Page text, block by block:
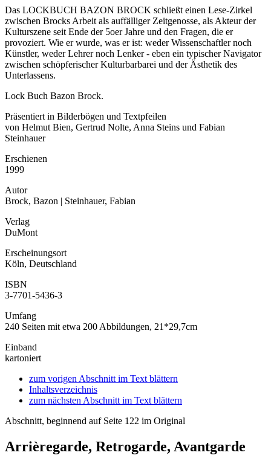
Das LOCKBUCH BAZON BROCK schließt einen Lese-Zirkel
zwischen Brocks Arbeit als auffälliger Zeitgenosse, als Akteur der
Kulturszene seit Ende der 5oer Jahre und den Fragen, die er
provoziert. Wie er wurde, was er ist: weder Wissenschaftler noch
Künstler, weder Lehrer noch Lenker - eben ein typischer Navigator
zwischen schöpferischer Kulturbarbarei und der Ästhetik des
Unterlassens.
Lock Buch Bazon Brock.
Präsentiert in Bilderbögen und Textpfeilen
von Helmut Bien, Gertrud Nolte, Anna Steins und Fabian
Steinhauer
Erschienen
1999
Autor
Brock, Bazon | Steinhauer, Fabian
Verlag
DuMont
Erscheinungsort
Köln, Deutschland
ISBN
3-7701-5436-3
Umfang
240 Seiten mit etwa 200 Abbildungen, 21*29,7cm
Einband
kartoniert
zum vorigen Abschnitt im Text blättern
Inhaltsverzeichnis
zum nächsten Abschnitt im Text blättern
Abschnitt, beginnend auf Seite 122 im Original
Arrièregarde, Retrogarde, Avantgarde